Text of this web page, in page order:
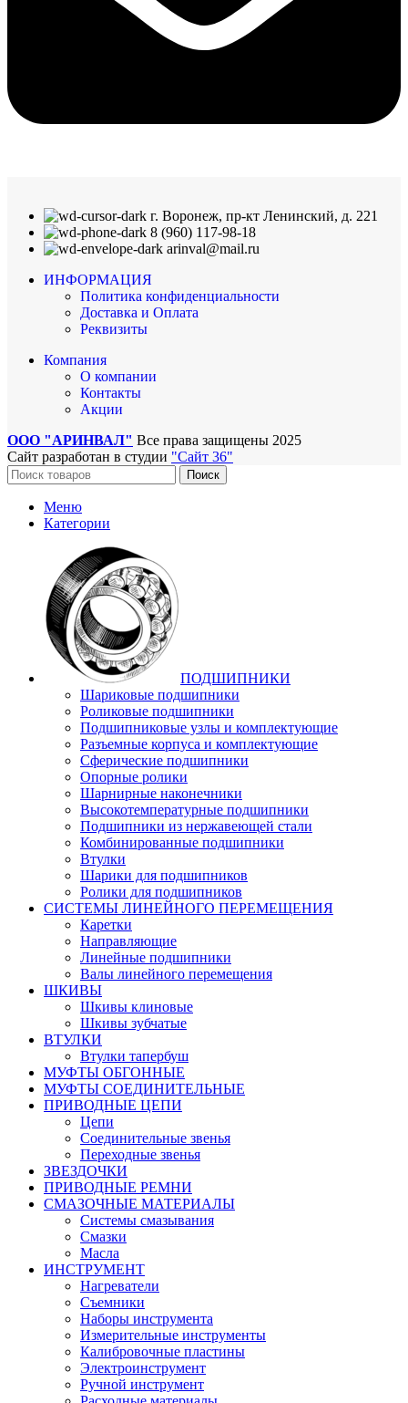
г. Воронеж, пр-кт Ленинский, д. 221
8 (960) 117-98-18
arinval@mail.ru
ИНФОРМАЦИЯ
Политика конфиденциальности
Доставка и Оплата
Реквизиты
Компания
О компании
Контакты
Акции
ООО "АРИНВАЛ" Все права защищены 2025
Сайт разработан в студии "Сайт 36"
Поиск
Меню
Категории
ПОДШИПНИКИ
Шариковые подшипники
Роликовые подшипники
Подшипниковые узлы и комплектующие
Разъемные корпуса и комплектующие
Сферические подшипники
Опорные ролики
Шарнирные наконечники
Высокотемпературные подшипники
Подшипники из нержавеющей стали
Комбинированные подшипники
Втулки
Шарики для подшипников
Ролики для подшипников
СИСТЕМЫ ЛИНЕЙНОГО ПЕРЕМЕЩЕНИЯ
Каретки
Направляющие
Линейные подшипники
Валы линейного перемещения
ШКИВЫ
Шкивы клиновые
Шкивы зубчатые
ВТУЛКИ
Втулки тапербуш
МУФТЫ ОБГОННЫЕ
МУФТЫ СОЕДИНИТЕЛЬНЫЕ
ПРИВОДНЫЕ ЦЕПИ
Цепи
Соединительные звенья
Переходные звенья
ЗВЕЗДОЧКИ
ПРИВОДНЫЕ РЕМНИ
СМАЗОЧНЫЕ МАТЕРИАЛЫ
Системы смазывания
Смазки
Масла
ИНСТРУМЕНТ
Нагреватели
Съемники
Наборы инструмента
Измерительные инструменты
Калибровочные пластины
Электроинструмент
Ручной инструмент